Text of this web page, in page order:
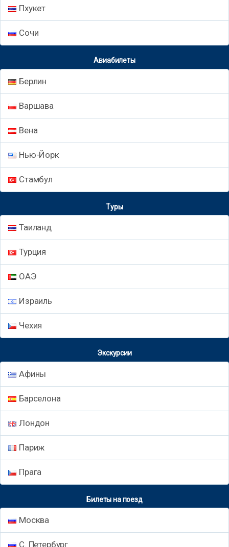
Пхукет
Сочи
Авиабилеты
Берлин
Варшава
Вена
Нью-Йорк
Стамбул
Туры
Таиланд
Турция
ОАЭ
Израиль
Чехия
Экскурсии
Афины
Барселона
Лондон
Париж
Прага
Билеты на поезд
Москва
С. Петербург